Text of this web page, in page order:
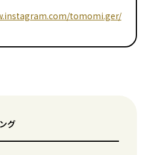
tomomi.ger/
グ